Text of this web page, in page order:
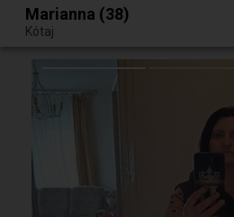
Egy jó randiból bármi lehet.
Marianna (38)
Kótaj